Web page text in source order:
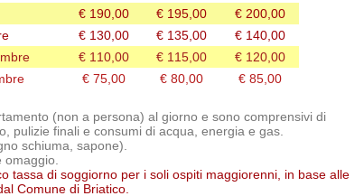
€ 190,00 € 195,00
€ 200,00
€ 130,00 € 135,00
€ 140,00
€ 110,00 € 115,00
€ 120,00
€ 75,00 € 80,00 € 85,00
(non a persona) al giorno e sono comprensivi di
pulizie finali e consumi di acqua, energia e gas.
schiuma, sapone).
tassa di soggiorno per i soli ospiti maggiorenni, in base alle
Comune di Briatico.